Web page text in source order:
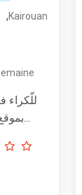
,Kairouan
للّكراء
بموقع متميز في...